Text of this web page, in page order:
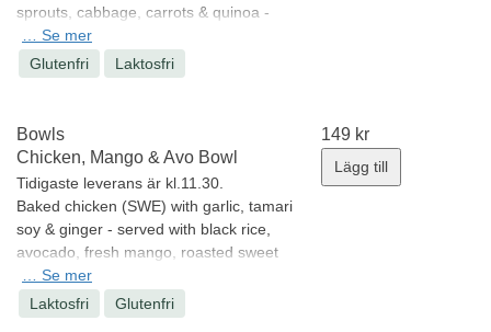
sprouts, cabbage, carrots & quinoa -
topped with coriander, pomegranate,
peanuts, pea shoots and a ginger-
sesame & chili mayonnaise.
Sesamfrön, Sojabönor, Ägg
Minsta antal: 1 st
… Se mer
Glutenfri
Laktosfri
Bowls
Chicken, Mango & Avo Bowl
Tidigaste leverans är kl.11.30.
Baked chicken (SWE) with garlic, tamari
soy & ginger - served with black rice,
avocado, fresh mango, roasted sweet
corn, green salad, pickled onion,
coriander, carrot, cabbage, sprouts,
pomegranate, peanuts, pea shoots &
… Se mer
Laktosfri
Glutenfri
149 kr
Lägg till